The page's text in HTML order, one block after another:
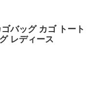
バッグ カゴ トート
レディース